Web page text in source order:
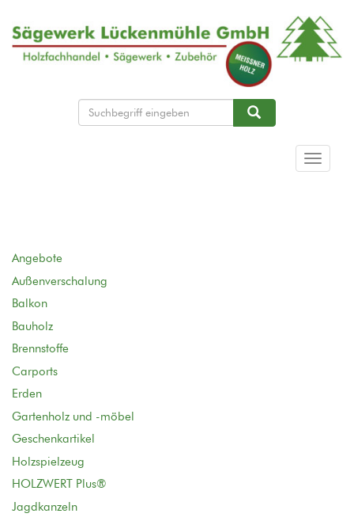
zum
Inhalt
Suche Suche
Angebote
Außenverschalung
Balkon
Bauholz
Brennstoffe
Carports
Erden
Gartenholz und -möbel
Geschenkartikel
Holzspielzeug
HOLZWERT Plus®
Jagdkanzeln